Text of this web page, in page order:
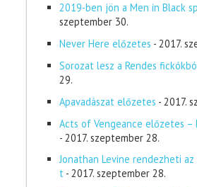
2019-ben jön a Men in Black
szeptember 30.
Never Here előzetes - 2017.
Sorozat lesz a Rendes
29.
Apavadászat előzetes - 2017.
Acts of Vengeance előzetes –
- 2017. szeptember 28.
Jonathan Levine rendezheti
t - 2017. szeptember 28.